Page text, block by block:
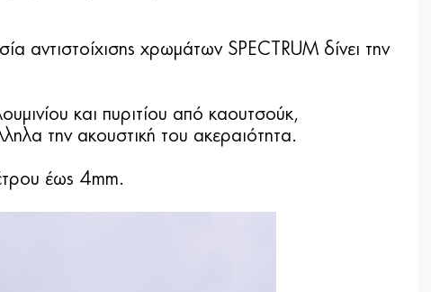
αντιστοίχισης χρωμάτων SPECTRUM δίνει την
και πυριτίου από καουτσούκ,
την ακουστική του ακεραιότητα.
έως 4mm.